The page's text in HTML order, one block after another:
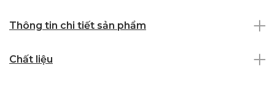
Thông tin chi tiết sản phẩm
Chất liệu